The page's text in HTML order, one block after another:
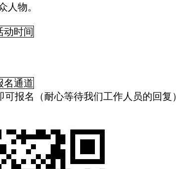
人物。
动时间
名通道
报名（耐心等待我们工作人员的回复）